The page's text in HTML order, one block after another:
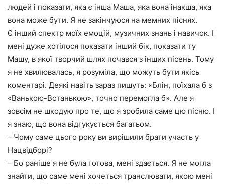
людей і показати, яка є інша Маша, яка вона інакша, яка
вона може бути. Я не закінчуюся на мемних піснях.
Є інший спектр моїх емоцій, музичних знань і навичок. І
мені дуже хотілося показати інший бік, показати ту
Машу, в якої творчий шлях почався з інших пісень. Тому
я не хвилювалась, я розуміла, що можуть бути якісь
коментарі. Деякі навіть зараз пишуть: «Блін, поїхала б з
«Ванькою-Встанькою», точно перемогла б». Але я
зовсім не шкодую про те, що я зробила саме цю пісню. І
я знаю, що вона відгукується багатьом.
– Чому саме цього року ви вирішили брати участь у
Нацвідборі?
– Бо раніше я не була готова, мені здається. Я не могла
знайти, що саме мені хочеться транслювати, якою мені